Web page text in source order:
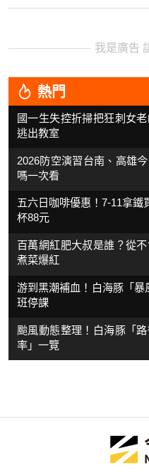
我是廣告
熱門
國一生失控折掃把狂刺女
逃出教室
2026防空演習台南、高雄
嗎一次看
五六日咖啡優惠！7-11拿
杯88元
百萬網紅肥大叔是誰？從
煮菜爆紅
游到黑潮補血！白海豚「
班停課
颱風動態整理！白海豚「
率」一覽